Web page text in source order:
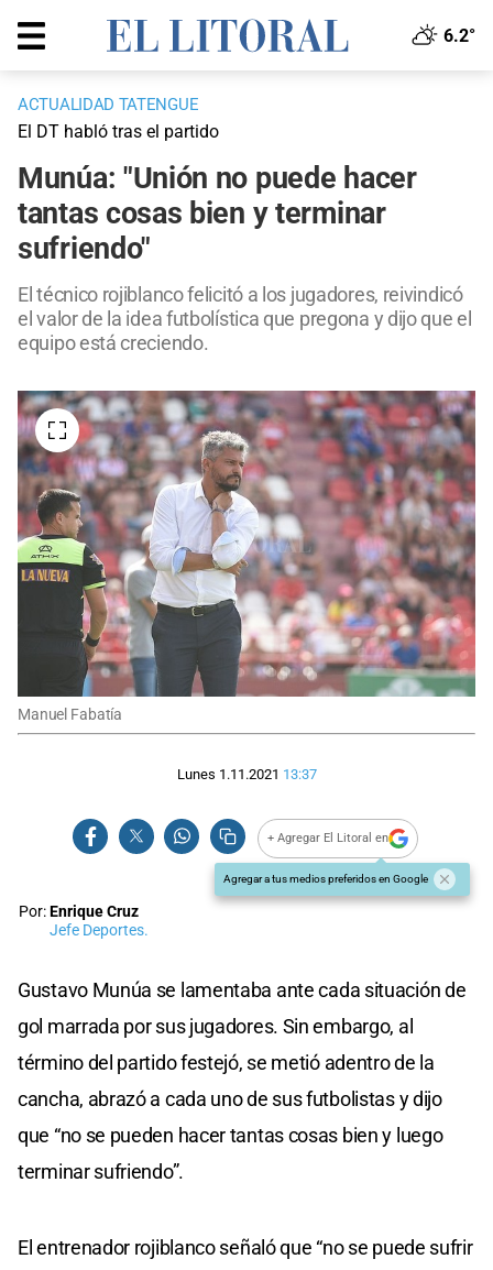
6.2°
ACTUALIDAD TATENGUE
El DT habló tras el partido
Munúa: "Unión no puede hacer
tantas cosas bien y terminar
sufriendo"
El técnico rojiblanco felicitó a los jugadores, reivindicó
el valor de la idea futbolística que pregona y dijo que el
equipo está creciendo.
Manuel Fabatía
Lunes 1.11.2021 13:37
+ Agregar El Litoral en
Agregar a tus medios preferidos en Google
Por:Enrique Cruz
Jefe Deportes.
Gustavo Munúa se lamentaba ante cada situación de
gol marrada por sus jugadores. Sin embargo, al
término del partido festejó, se metió adentro de la
cancha, abrazó a cada uno de sus futbolistas y dijo
que “no se pueden hacer tantas cosas bien y luego
terminar sufriendo”.
El entrenador rojiblanco señaló que “no se puede sufrir